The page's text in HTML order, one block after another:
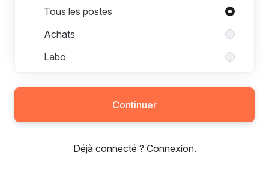
Postes dans Food
Tous les postes
Achats
Labo
Qualité / Offre alimentaire
R&D
Continuer
Déjà connecté ? Connexion.